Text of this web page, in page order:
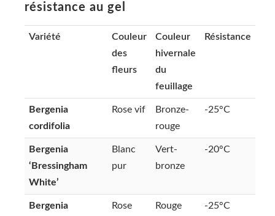
résistance au gel
Variété
Couleur
des
fleurs
Couleur
hivernale
du
feuillage
Résistance
Bergenia
cordifolia
Rose vif
Bronze-
rouge
-25°C
Bergenia
‘Bressingham
White’
Blanc
pur
Vert-
bronze
-20°C
Bergenia
Rose
Rouge
-25°C